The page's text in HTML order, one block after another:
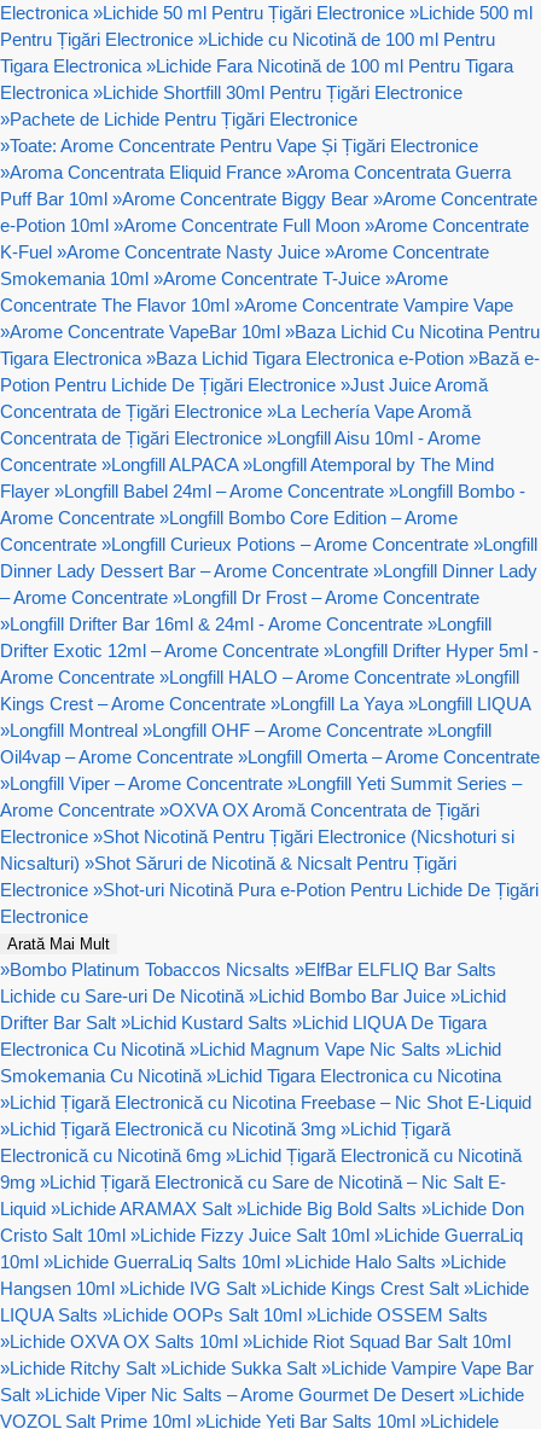
Electronica »Lichide 50 ml Pentru Țigări Electronice »Lichide 500 ml
Pentru Țigări Electronice »Lichide cu Nicotină de 100 ml Pentru
Tigara Electronica »Lichide Fara Nicotină de 100 ml Pentru Tigara
Electronica »Lichide Shortfill 30ml Pentru Țigări Electronice
»Pachete de Lichide Pentru Țigări Electronice
»Toate: Arome Concentrate Pentru Vape Și Țigări Electronice
»Aroma Concentrata Eliquid France »Aroma Concentrata Guerra
Puff Bar 10ml »Arome Concentrate Biggy Bear »Arome Concentrate
e-Potion 10ml »Arome Concentrate Full Moon »Arome Concentrate
K-Fuel »Arome Concentrate Nasty Juice »Arome Concentrate
Smokemania 10ml »Arome Concentrate T-Juice »Arome
Concentrate The Flavor 10ml »Arome Concentrate Vampire Vape
»Arome Concentrate VapeBar 10ml »Baza Lichid Cu Nicotina Pentru
Tigara Electronica »Baza Lichid Tigara Electronica e-Potion »Bază e-
Potion Pentru Lichide De Țigări Electronice »Just Juice Aromă
Concentrata de Țigări Electronice »La Lechería Vape Aromă
Concentrata de Țigări Electronice »Longfill Aisu 10ml - Arome
Concentrate »Longfill ALPACA »Longfill Atemporal by The Mind
Flayer »Longfill Babel 24ml – Arome Concentrate »Longfill Bombo -
Arome Concentrate »Longfill Bombo Core Edition – Arome
Concentrate »Longfill Curieux Potions – Arome Concentrate »Longfill
Dinner Lady Dessert Bar – Arome Concentrate »Longfill Dinner Lady
– Arome Concentrate »Longfill Dr Frost – Arome Concentrate
»Longfill Drifter Bar 16ml & 24ml - Arome Concentrate »Longfill
Drifter Exotic 12ml – Arome Concentrate »Longfill Drifter Hyper 5ml -
Arome Concentrate »Longfill HALO – Arome Concentrate »Longfill
Kings Crest – Arome Concentrate »Longfill La Yaya »Longfill LIQUA
»Longfill Montreal »Longfill OHF – Arome Concentrate »Longfill
Oil4vap – Arome Concentrate »Longfill Omerta – Arome Concentrate
»Longfill Viper – Arome Concentrate »Longfill Yeti Summit Series –
Arome Concentrate »OXVA OX Aromă Concentrata de Țigări
Electronice »Shot Nicotină Pentru Țigări Electronice (Nicshoturi si
Nicsalturi) »Shot Săruri de Nicotină & Nicsalt Pentru Țigări
Electronice »Shot-uri Nicotină Pura e-Potion Pentru Lichide De Țigări
Electronice
Arată Mai Mult
»Bombo Platinum Tobaccos Nicsalts »ElfBar ELFLIQ Bar Salts
Lichide cu Sare-uri De Nicotină »Lichid Bombo Bar Juice »Lichid
Drifter Bar Salt »Lichid Kustard Salts »Lichid LIQUA De Tigara
Electronica Cu Nicotină »Lichid Magnum Vape Nic Salts »Lichid
Smokemania Cu Nicotină »Lichid Tigara Electronica cu Nicotina
»Lichid Țigară Electronică cu Nicotina Freebase – Nic Shot E-Liquid
»Lichid Țigară Electronică cu Nicotină 3mg »Lichid Țigară
Electronică cu Nicotină 6mg »Lichid Țigară Electronică cu Nicotină
9mg »Lichid Țigară Electronică cu Sare de Nicotină – Nic Salt E-
Liquid »Lichide ARAMAX Salt »Lichide Big Bold Salts »Lichide Don
Cristo Salt 10ml »Lichide Fizzy Juice Salt 10ml »Lichide GuerraLiq
10ml »Lichide GuerraLiq Salts 10ml »Lichide Halo Salts »Lichide
Hangsen 10ml »Lichide IVG Salt »Lichide Kings Crest Salt »Lichide
LIQUA Salts »Lichide OOPs Salt 10ml »Lichide OSSEM Salts
»Lichide OXVA OX Salts 10ml »Lichide Riot Squad Bar Salt 10ml
»Lichide Ritchy Salt »Lichide Sukka Salt »Lichide Vampire Vape Bar
Salt »Lichide Viper Nic Salts – Arome Gourmet De Desert »Lichide
VOZOL Salt Prime 10ml »Lichide Yeti Bar Salts 10ml »Lichidele